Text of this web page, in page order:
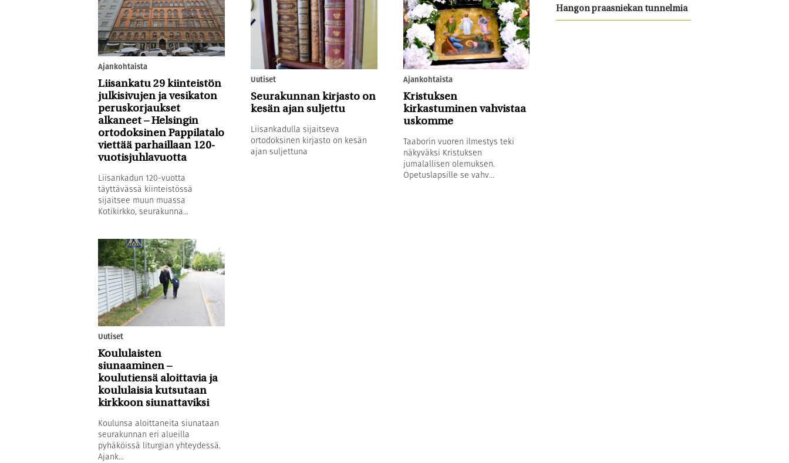
Ajankohtaista
Liisankatu 29 kiinteistön
julkisivujen ja vesikaton
peruskorjaukset
alkaneet – Helsingin
ortodoksinen Pappilatalo
viettää parhaillaan 120-
vuotisjuhlavuotta
Liisankadun 120-vuotta
täyttävässä kiinteistössä
sijaitsee muun muassa
Kotikirkko, seurakunna...
Uutiset
Seurakunnan kirjasto on
kesän ajan suljettu
Liisankadulla sijaitseva
ortodoksinen kirjasto on kesän
ajan suljettuna
Ajankohtaista
Kristuksen
kirkastuminen vahvistaa
uskomme
Taaborin vuoren ilmestys teki
näkyväksi Kristuksen
jumalallisen olemuksen.
Opetuslapsille se vahv...
Uutiset
Koululaisten
siunaaminen –
koulutiensä aloittavia ja
koululaisia kutsutaan
kirkkoon siunattaviksi
Koulunsa aloittaneita siunataan
seurakunnan eri alueilla
pyhäköissä liturgian yhteydessä.
Ajank...
Hangon praasniekan tunnelmia